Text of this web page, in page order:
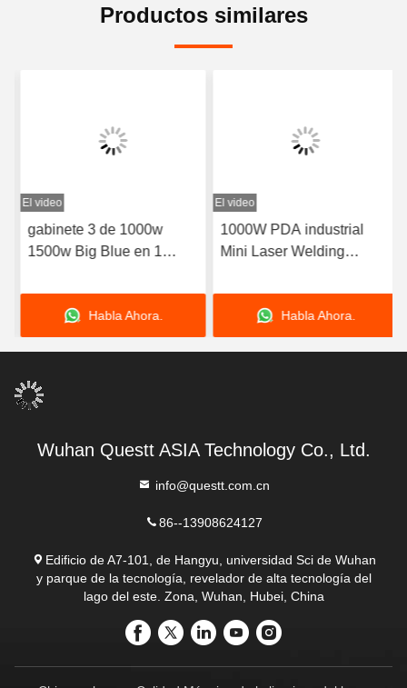
Productos similares
El video
gabinete 3 de 1000w
1500w Big Blue en 1
corta la soldadora para el
aluminio de acero
inoxidable
Habla Ahora.
El video
1000W PDA industrial
Mini Laser Welding
el cobre en venta caliente
Habla Ahora.
Wuhan Questt ASIA Technology Co., Ltd.
info@questt.com.cn
86--13908624127
Edificio de A7-101, de Hangyu, universidad Sci de Wuhan
y parque de la tecnología, revelador de alta tecnología del
lago del este. Zona, Wuhan, Hubei, China